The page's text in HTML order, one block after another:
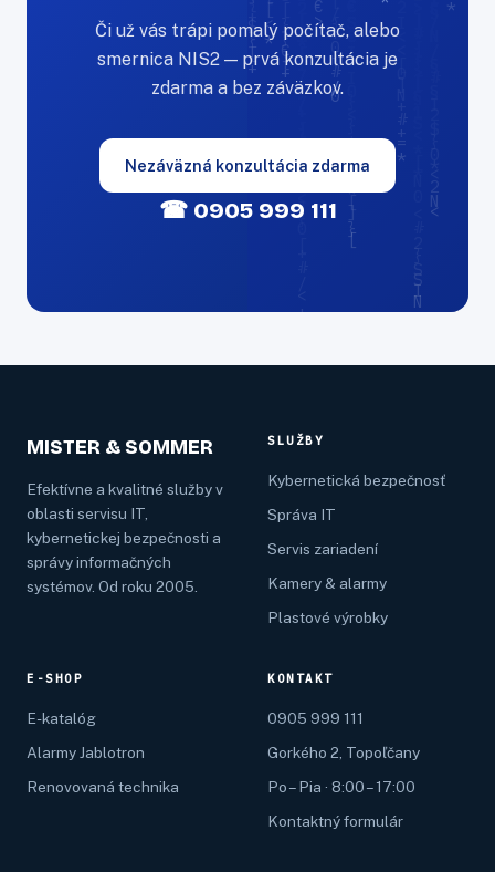
Či už vás trápi pomalý počítač, alebo
smernica NIS2 — prvá konzultácia je
zdarma a bez záväzkov.
Nezáväzná konzultácia zdarma
☎ 0905 999 111
MISTER & SOMMER
Efektívne a kvalitné služby v
oblasti servisu IT,
kybernetickej bezpečnosti a
správy informačných
systémov. Od roku 2005.
SLUŽBY
Kybernetická bezpečnosť
Správa IT
Servis zariadení
Kamery & alarmy
Plastové výrobky
E-SHOP
E-katalóg
Alarmy Jablotron
Renovovaná technika
KONTAKT
0905 999 111
Gorkého 2, Topoľčany
Po – Pia · 8:00 – 17:00
Kontaktný formulár